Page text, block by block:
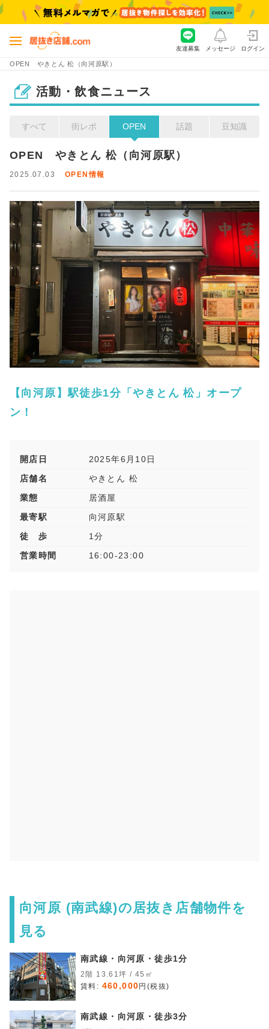
OPEN やきとん 松（向河原駅）
友達募集 メッセージ ログイン
活動・飲食ニュース
すべて 街レポ OPEN 話題 豆知識
OPEN　やきとん 松（向河原駅）
2025.07.03 OPEN情報
【向河原】駅徒歩1分「やきとん 松」オープ
ン！
開店日
2025年6月10日
店舗名
やきとん 松
業態
居酒屋
最寄駅
向河原駅
徒 歩
1分
営業時間
16:00-23:00
向河原 (南武線)の居抜き店舗物件を
見る
南武線・向河原・徒歩1分
2階 13.61坪 / 45㎡
賃料: 460,000 円(税抜)
南武線・向河原・徒歩3分